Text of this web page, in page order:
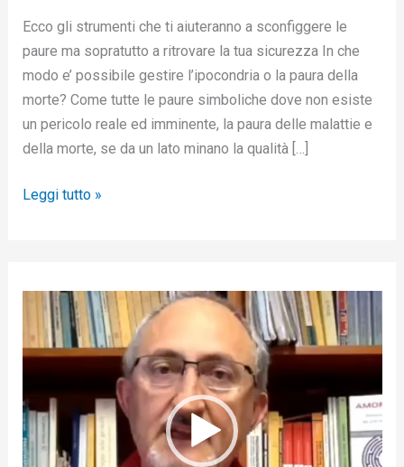
Ecco gli strumenti che ti aiuteranno a sconfiggere le
paure ma sopratutto a ritrovare la tua sicurezza In che
modo e’ possibile gestire l’ipocondria o la paura della
morte? Come tutte le paure simboliche dove non esiste
un pericolo reale ed imminente, la paura delle malattie e
della morte, se da un lato minano la qualità […]
Leggi tutto »
d
o
P